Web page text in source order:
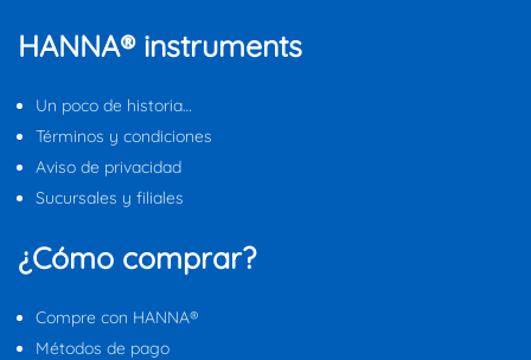
HANNA® instruments
Un poco de historia…
Términos y condiciones
Aviso de privacidad
Sucursales y filiales
¿Cómo comprar?
Compre con HANNA®
Métodos de pago